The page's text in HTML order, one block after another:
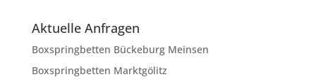
Aktuelle Anfragen
Boxspringbetten Bückeburg Meinsen
Boxspringbetten Marktgölitz